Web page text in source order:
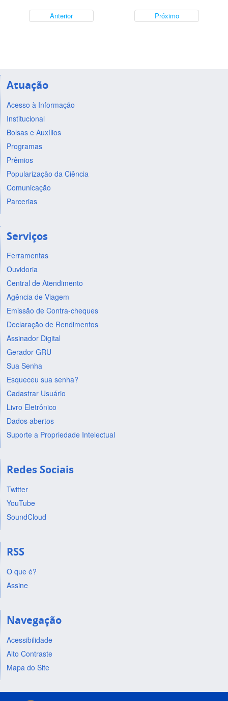
Anterior Próximo
Atuação
Acesso à Informação
Institucional
Bolsas e Auxílios
Programas
Prêmios
Popularização da Ciência
Comunicação
Parcerias
Serviços
Ferramentas
Ouvidoria
Central de Atendimento
Agência de Viagem
Emissão de Contra-cheques
Declaração de Rendimentos
Assinador Digital
Gerador GRU
Sua Senha
Esqueceu sua senha?
Cadastrar Usuário
Livro Eletrônico
Dados abertos
Suporte a Propriedade Intelectual
Redes Sociais
Twitter
YouTube
SoundCloud
RSS
O que é?
Assine
Navegação
Acessibilidade
Alto Contraste
Mapa do Site